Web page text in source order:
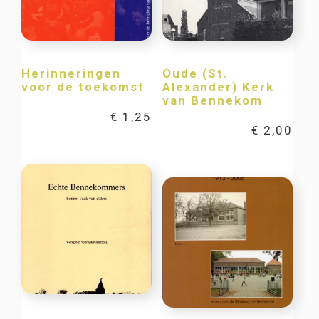
Herinneringen
voor de toekomst
€ 1,25
Oude (St.
Alexander) Kerk
van Bennekom
€ 2,00